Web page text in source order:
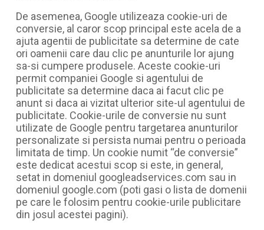
De asemenea, Google utilizeaza cookie-uri de
conversie, al caror scop principal este acela de a
ajuta agentii de publicitate sa determine de cate
ori oamenii care dau clic pe anunturile lor ajung
sa-si cumpere produsele. Aceste cookie-uri
permit companiei Google si agentului de
publicitate sa determine daca ai facut clic pe
anunt si daca ai vizitat ulterior site-ul agentului de
publicitate. Cookie-urile de conversie nu sunt
utilizate de Google pentru targetarea anunturilor
personalizate si persista numai pentru o perioada
limitata de timp. Un cookie numit “de conversie”
este dedicat acestui scop si este, in general,
setat in domeniul googleadservices.com sau in
domeniul google.com (poti gasi o lista de domenii
pe care le folosim pentru cookie-urile publicitare
din josul acestei pagini).